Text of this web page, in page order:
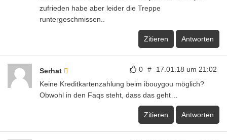
zufrieden habe aber leider die Treppe
runtergeschmissen..
Zitieren Antworten
0 # 17.01.18 um 21:02
Serhat
Keine Kreditkartenzahlung beim ibouygou möglich?
Obwohl in den Faqs steht, dass das geht…
Zitieren Antworten